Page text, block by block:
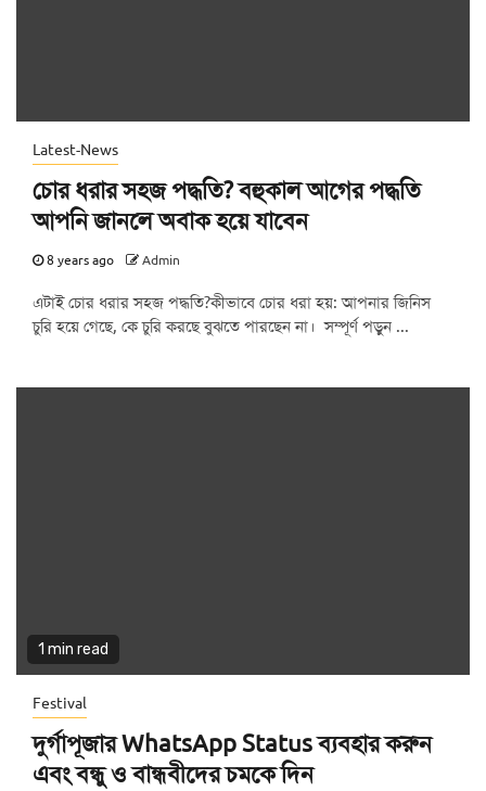
Latest-News
চোর ধরার সহজ পদ্ধতি? বহুকাল আগের পদ্ধতি
আপনি জানলে অবাক হয়ে যাবেন
8 years ago Admin
এটাই চোর ধরার সহজ পদ্ধতি?কীভাবে চোর ধরা হয়: আপনার জিনিস
চুরি হয়ে গেছে, কে চুরি করছে বুঝতে পারছেন না। সম্পূর্ণ পড়ুন ...
1 min read
Festival
দুর্গাপূজার WhatsApp Status ব্যবহার করুন
এবং বন্ধু ও বান্ধবীদের চমকে দিন